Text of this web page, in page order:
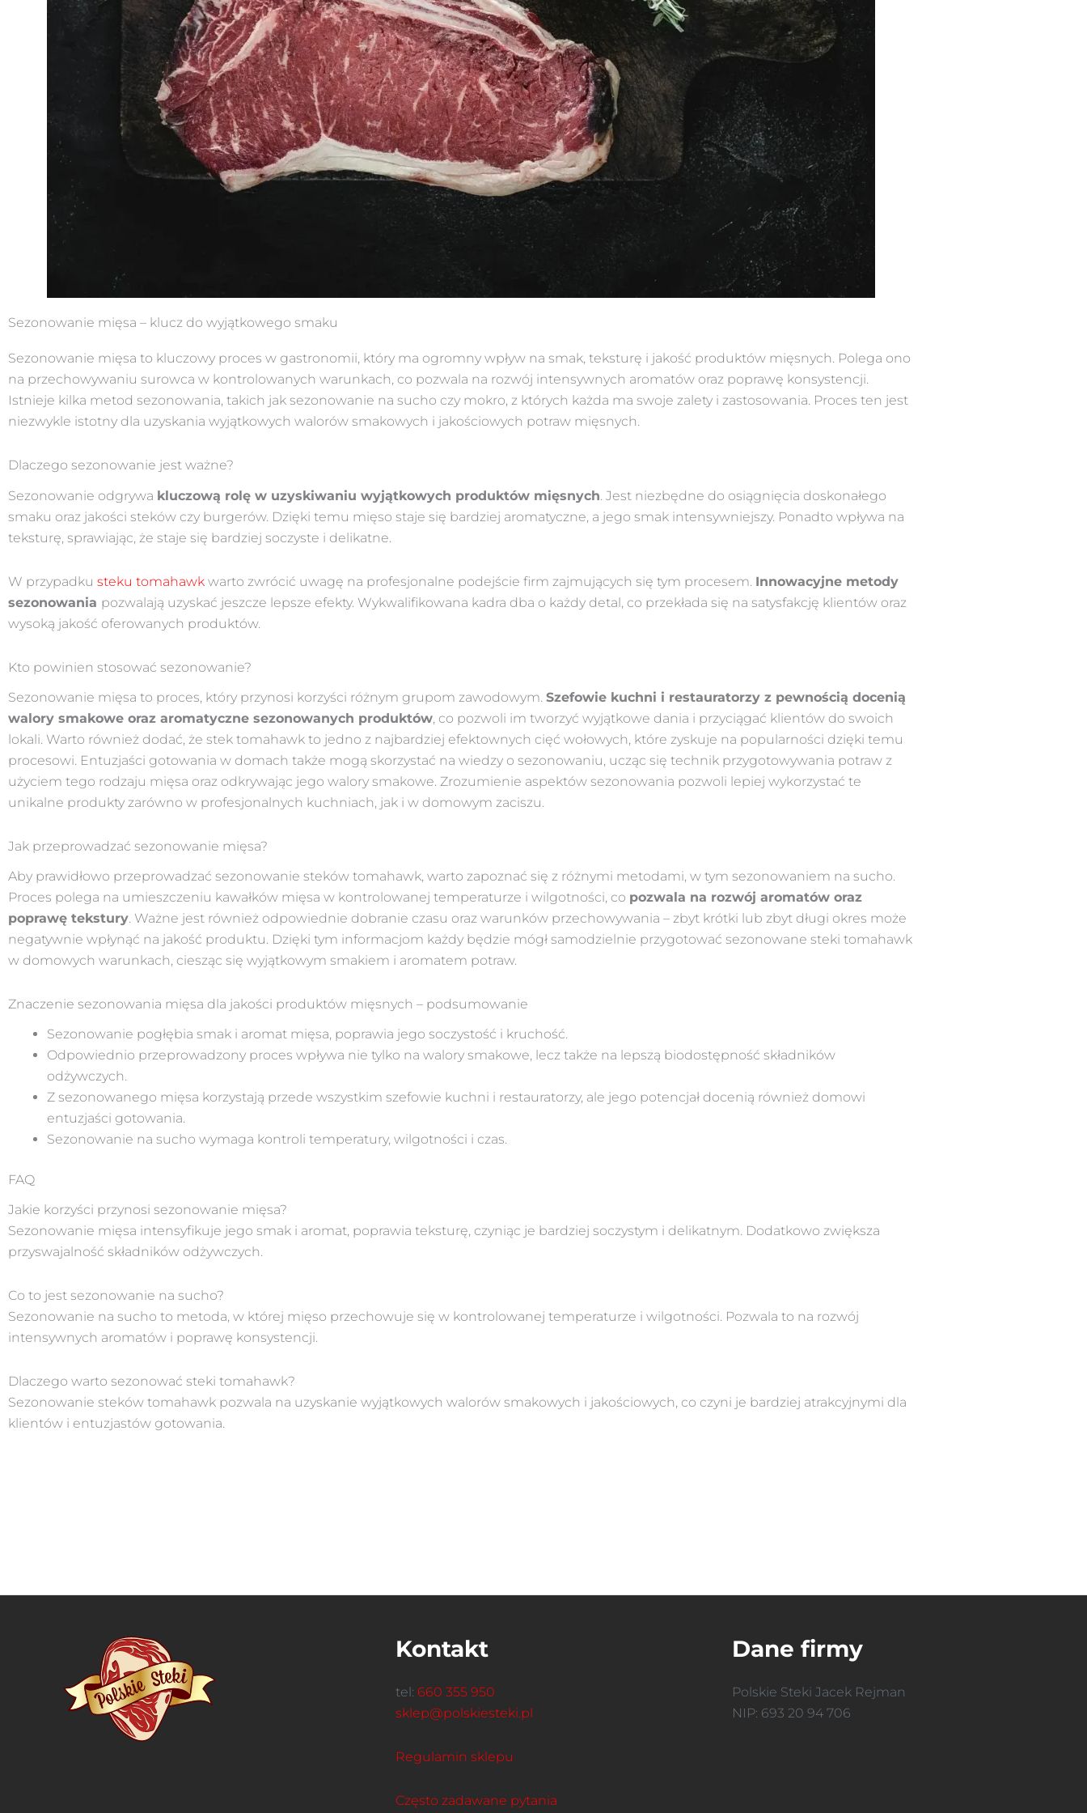
Sezonowanie mięsa – klucz do wyjątkowego smaku
Sezonowanie mięsa to kluczowy proces w gastronomii, który ma ogromny wpływ na smak, teksturę i jakość produktów mięsnych. Polega ono
na przechowywaniu surowca w kontrolowanych warunkach, co pozwala na rozwój intensywnych aromatów oraz poprawę konsystencji.
Istnieje kilka metod sezonowania, takich jak sezonowanie na sucho czy mokro, z których każda ma swoje zalety i zastosowania. Proces ten jest
niezwykle istotny dla uzyskania wyjątkowych walorów smakowych i jakościowych potraw mięsnych.
Dlaczego sezonowanie jest ważne?
Sezonowanie odgrywa kluczową rolę w uzyskiwaniu wyjątkowych produktów mięsnych . Jest niezbędne do osiągnięcia doskonałego
smaku oraz jakości steków czy burgerów. Dzięki temu mięso staje się bardziej aromatyczne, a jego smak intensywniejszy. Ponadto wpływa na
teksturę, sprawiając, że staje się bardziej soczyste i delikatne.
W przypadku steku tomahawk warto zwrócić uwagę na profesjonalne podejście firm zajmujących się tym procesem. Innowacyjne metody
sezonowania pozwalają uzyskać jeszcze lepsze efekty. Wykwalifikowana kadra dba o każdy detal, co przekłada się na satysfakcję klientów oraz
wysoką jakość oferowanych produktów.
Kto powinien stosować sezonowanie?
Sezonowanie mięsa to proces, który przynosi korzyści różnym grupom zawodowym. Szefowie kuchni i restauratorzy z pewnością docenią
walory smakowe oraz aromatyczne sezonowanych produktów, co pozwoli im tworzyć wyjątkowe dania i przyciągać klientów do swoich
lokali. Warto również dodać, że stek tomahawk to jedno z najbardziej efektownych cięć wołowych, które zyskuje na popularności dzięki temu
procesowi. Entuzjaści gotowania w domach także mogą skorzystać na wiedzy o sezonowaniu, ucząc się technik przygotowywania potraw z
użyciem tego rodzaju mięsa oraz odkrywając jego walory smakowe. Zrozumienie aspektów sezonowania pozwoli lepiej wykorzystać te
unikalne produkty zarówno w profesjonalnych kuchniach, jak i w domowym zaciszu.
Jak przeprowadzać sezonowanie mięsa?
Aby prawidłowo przeprowadzać sezonowanie steków tomahawk, warto zapoznać się z różnymi metodami, w tym sezonowaniem na sucho.
Proces polega na umieszczeniu kawałków mięsa w kontrolowanej temperaturze i wilgotności, co pozwala na rozwój aromatów oraz
poprawę tekstury. Ważne jest również odpowiednie dobranie czasu oraz warunków przechowywania – zbyt krótki lub zbyt długi okres może
negatywnie wpłynąć na jakość produktu. Dzięki tym informacjom każdy będzie mógł samodzielnie przygotować sezonowane steki tomahawk
w domowych warunkach, ciesząc się wyjątkowym smakiem i aromatem potraw.
Znaczenie sezonowania mięsa dla jakości produktów mięsnych – podsumowanie
Sezonowanie pogłębia smak i aromat mięsa, poprawia jego soczystość i kruchość.
Odpowiednio przeprowadzony proces wpływa nie tylko na walory smakowe, lecz także na lepszą biodostępność składników
odżywczych.
Z sezonowanego mięsa korzystają przede wszystkim szefowie kuchni i restauratorzy, ale jego potencjał docenią również domowi
entuzjaści gotowania.
Sezonowanie na sucho wymaga kontroli temperatury, wilgotności i czas.
FAQ
Jakie korzyści przynosi sezonowanie mięsa?
Sezonowanie mięsa intensyfikuje jego smak i aromat, poprawia teksturę, czyniąc je bardziej soczystym i delikatnym. Dodatkowo zwiększa
przyswajalność składników odżywczych.
Co to jest sezonowanie na sucho?
Sezonowanie na sucho to metoda, w której mięso przechowuje się w kontrolowanej temperaturze i wilgotności. Pozwala to na rozwój
intensywnych aromatów i poprawę konsystencji.
Dlaczego warto sezonować steki tomahawk?
Sezonowanie steków tomahawk pozwala na uzyskanie wyjątkowych walorów smakowych i jakościowych, co czyni je bardziej atrakcyjnymi dla
klientów i entuzjastów gotowania.
Kontakt
tel: 660 355 950
sklep@polskiesteki.pl
Regulamin sklepu
Często zadawane pytania
Dane firmy
Polskie Steki Jacek Rejman
NIP: 693 20 94 706